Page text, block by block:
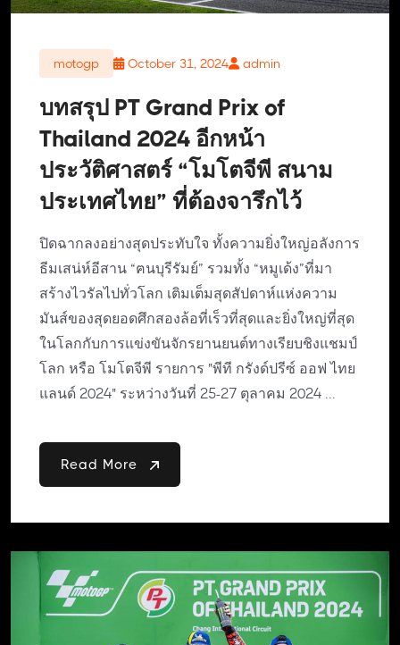
motogp October 31, 2024 admin
บทสรุป PT Grand Prix of
Thailand 2024 อีกหน้า
ประวัติศาสตร์ “โมโตจีพี สนาม
ประเทศไทย” ที่ต้องจารึกไว้
ปิดฉากลงอย่างสุดประทับใจ ทั้งความยิ่งใหญ่อลังการ
ธีมเสน่ห์อีสาน “ฅนบุรีรัมย์” รวมทั้ง “หมูเด้ง”ที่มา
สร้างไวรัลไปทั่วโลก เติมเต็มสุดสัปดาห์แห่งความ
มันส์ของสุดยอดศึกสองล้อที่เร็วที่สุดและยิ่งใหญ่ที่สุด
ในโลกกับการแข่งขันจักรยานยนต์ทางเรียบชิงแชมป์
โลก หรือ โมโตจีพี รายการ "พีที กรังด์ปรีซ์ ออฟ ไทย
แลนด์ 2024" ระหว่างวันที่ 25-27 ตุลาคม 2024 ...
Read More